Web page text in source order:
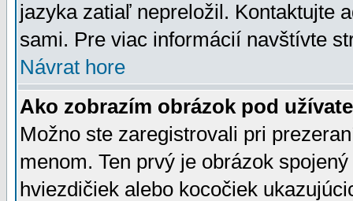
jazyka zatiaľ nepreložil. Kontaktujte
sami. Pre viac informácií navštívte
Návrat hore
Ako zobrazím obrázok pod
Možno ste zaregistrovali pri
menom. Ten prvý je obrázok
hviezdičiek alebo kocočiek